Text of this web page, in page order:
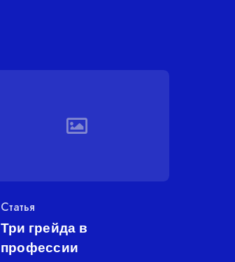
Категория
Статья
Три грейда в
профессии